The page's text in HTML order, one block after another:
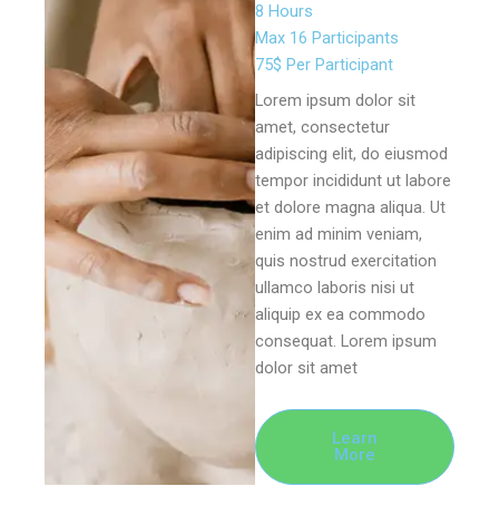
8 Hours
Max 16 Participants
75$ Per Participant
Lorem ipsum dolor sit
amet, consectetur
adipiscing elit, do eiusmod
tempor incididunt ut labore
et dolore magna aliqua. Ut
enim ad minim veniam,
quis nostrud exercitation
ullamco laboris nisi ut
aliquip ex ea commodo
consequat. Lorem ipsum
dolor sit amet
Learn
More